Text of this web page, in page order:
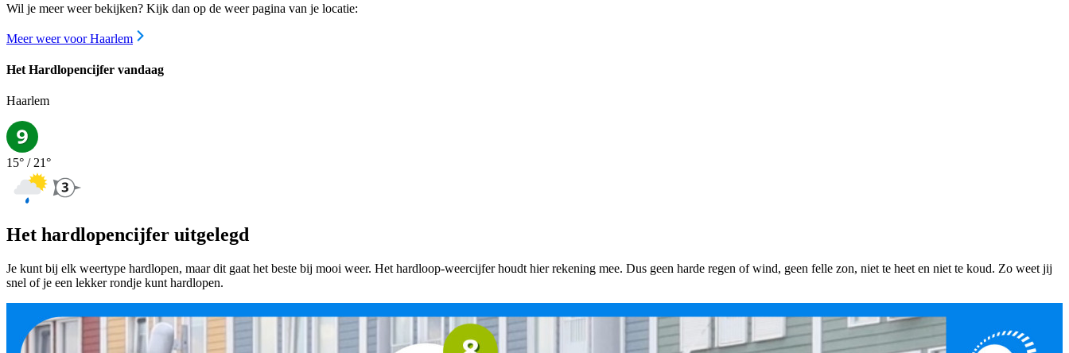
Wil je meer weer bekijken? Kijk dan op de weer pagina van je locatie:
Meer weer voor Haarlem
Het Hardlopencijfer vandaag
Haarlem
15° / 21°
Het hardlopencijfer uitgelegd
Je kunt bij elk weertype hardlopen, maar dit gaat het beste bij mooi weer. Het hardloop-weercijfer houdt hier rekening mee. Dus geen harde regen of wind, geen felle zon, niet te heet en niet te koud. Zo weet jij
snel of je een lekker rondje kunt hardlopen.